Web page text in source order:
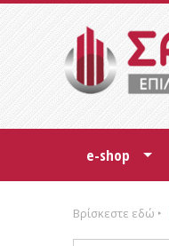
e-shop
Βρίσκεστε εδώ ‣